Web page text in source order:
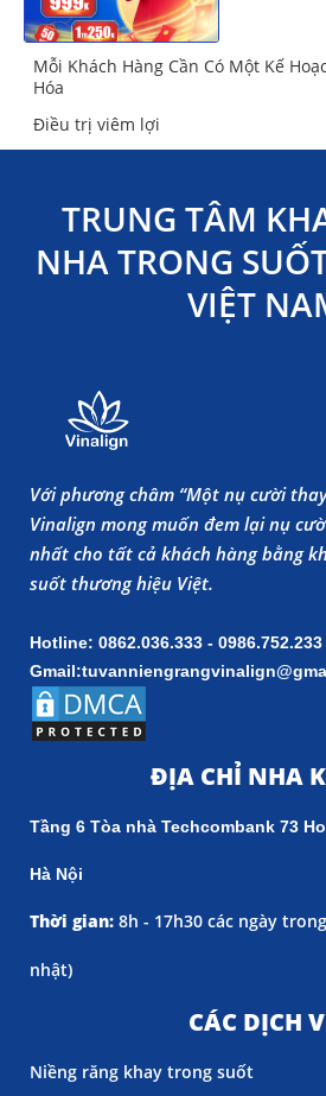
Mỗi Khách Hàng Cần Có Một Kế
Hóa
Điều trị viêm lợi
TRUNG TÂM
NHA TRONG
VIỆT
Với phương châm “Một nụ cười
Vinalign mong muốn đem lại nụ
nhất cho tất cả khách hàng bằng
suốt thương hiệu Việt.
Hotline: 0862.036.333 - 0986.752.233
ĐỊA CHỈ NHA
Tầng 6 Tòa nhà Techcombank 73
Hà Nội
Thời gian: 8h - 17h30 các ngày
nhật)
CÁC DỊCH
Niềng răng khay trong suốt